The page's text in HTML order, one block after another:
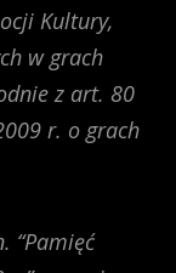
Kultury,
w grach
z art. 80
r. o grach
“Pamięć